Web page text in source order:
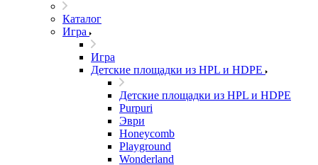
Каталог
Игра
Игра
Детские площадки из HPL и HDPE
Детские площадки из HPL и HDPE
Purpuri
Эври
Honeycomb
Playground
Wonderland